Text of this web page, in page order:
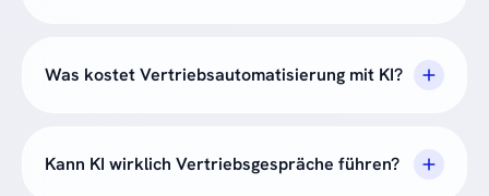
Was kostet Vertriebsautomatisierung mit KI?
Kann KI wirklich Vertriebsgespräche führen?